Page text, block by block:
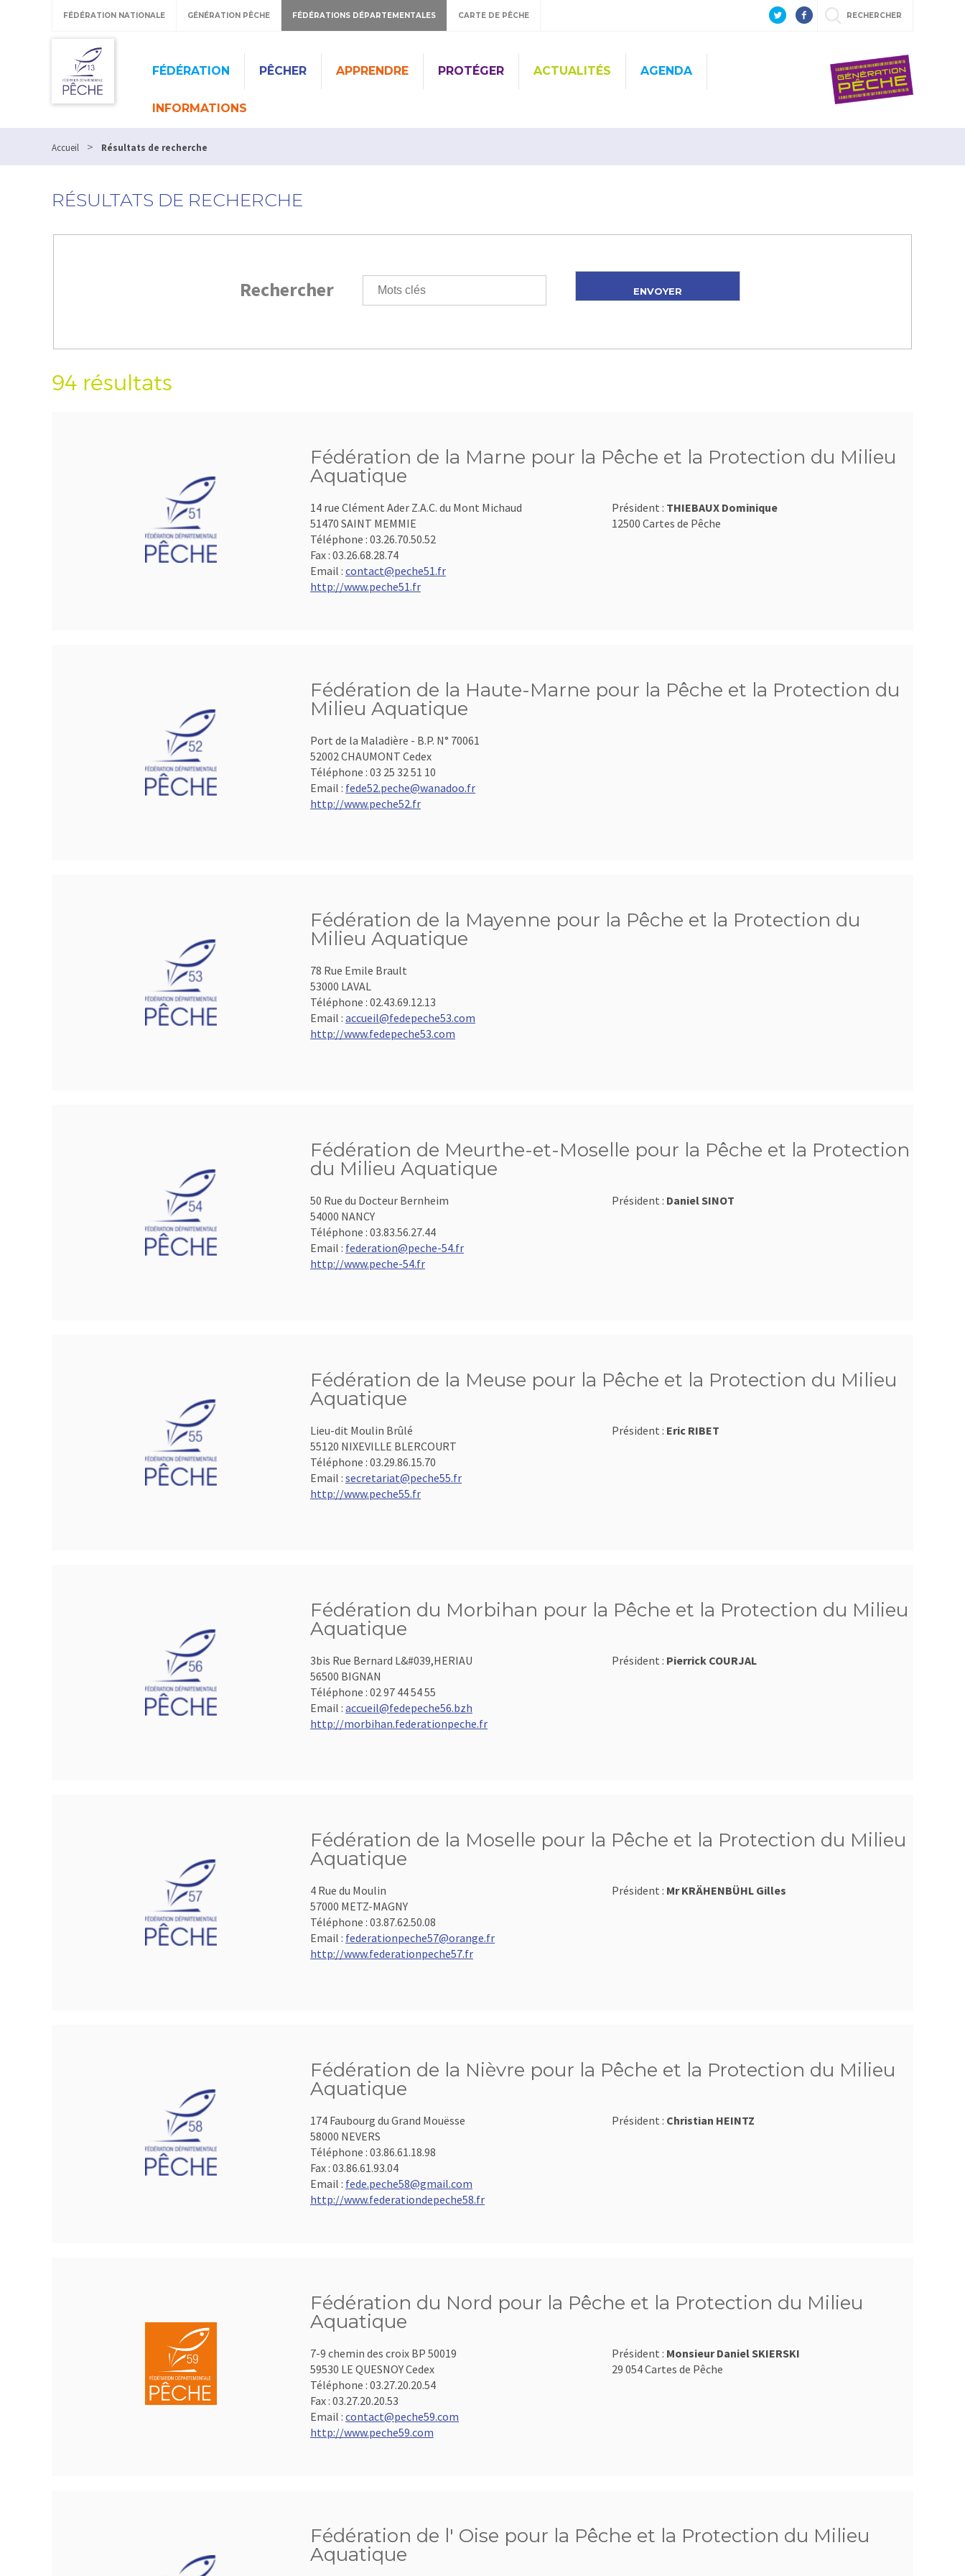
FÉDÉRATION NATIONALE GÉNÉRATION PÊCHE FÉDÉRATIONS DÉPARTEMENTALES CARTE DE PÊCHE RECHERCHER
FÉDÉRATION PÊCHER APPRENDRE PROTÉGER ACTUALITÉS AGENDA
INFORMATIONS
Accueil > Résultats de recherche
RÉSULTATS DE RECHERCHE
Rechercher
94 résultats
Fédération de la Marne pour la Pêche et la Protection du Milieu
Aquatique
14 rue Clément Ader Z.A.C. du Mont Michaud
51470 SAINT MEMMIE
Téléphone : 03.26.70.50.52
Fax : 03.26.68.28.74
Email : contact@peche51.fr
http://www.peche51.fr
Président : THIEBAUX Dominique
12500 Cartes de Pêche
Fédération de la Haute-Marne pour la Pêche et la Protection du
Milieu Aquatique
Port de la Maladière - B.P. N° 70061
52002 CHAUMONT Cedex
Téléphone : 03 25 32 51 10
Email : fede52.peche@wanadoo.fr
http://www.peche52.fr
Fédération de la Mayenne pour la Pêche et la Protection du
Milieu Aquatique
78 Rue Emile Brault
53000 LAVAL
Téléphone : 02.43.69.12.13
Email : accueil@fedepeche53.com
http://www.fedepeche53.com
Fédération de Meurthe-et-Moselle pour la Pêche et la Protection
du Milieu Aquatique
50 Rue du Docteur Bernheim
54000 NANCY
Téléphone : 03.83.56.27.44
Email : federation@peche-54.fr
http://www.peche-54.fr
Président : Daniel SINOT
Fédération de la Meuse pour la Pêche et la Protection du Milieu
Aquatique
Lieu-dit Moulin Brûlé
55120 NIXEVILLE BLERCOURT
Téléphone : 03.29.86.15.70
Email : secretariat@peche55.fr
http://www.peche55.fr
Président : Eric RIBET
Fédération du Morbihan pour la Pêche et la Protection du Milieu
Aquatique
3bis Rue Bernard L&#039,HERIAU
56500 BIGNAN
Téléphone : 02 97 44 54 55
Email : accueil@fedepeche56.bzh
http://morbihan.federationpeche.fr
Président : Pierrick COURJAL
Fédération de la Moselle pour la Pêche et la Protection du Milieu
Aquatique
4 Rue du Moulin
57000 METZ-MAGNY
Téléphone : 03.87.62.50.08
Email : federationpeche57@orange.fr
http://www.federationpeche57.fr
Président : Mr KRÄHENBÜHL Gilles
Fédération de la Nièvre pour la Pêche et la Protection du Milieu
Aquatique
174 Faubourg du Grand Mouësse
58000 NEVERS
Téléphone : 03.86.61.18.98
Fax : 03.86.61.93.04
Email : fede.peche58@gmail.com
http://www.federationdepeche58.fr
Président : Christian HEINTZ
Fédération du Nord pour la Pêche et la Protection du Milieu
Aquatique
7-9 chemin des croix BP 50019
59530 LE QUESNOY Cedex
Téléphone : 03.27.20.20.54
Fax : 03.27.20.20.53
Email : contact@peche59.com
http://www.peche59.com
Président : Monsieur Daniel SKIERSKI
29 054 Cartes de Pêche
Fédération de l' Oise pour la Pêche et la Protection du Milieu
Aquatique